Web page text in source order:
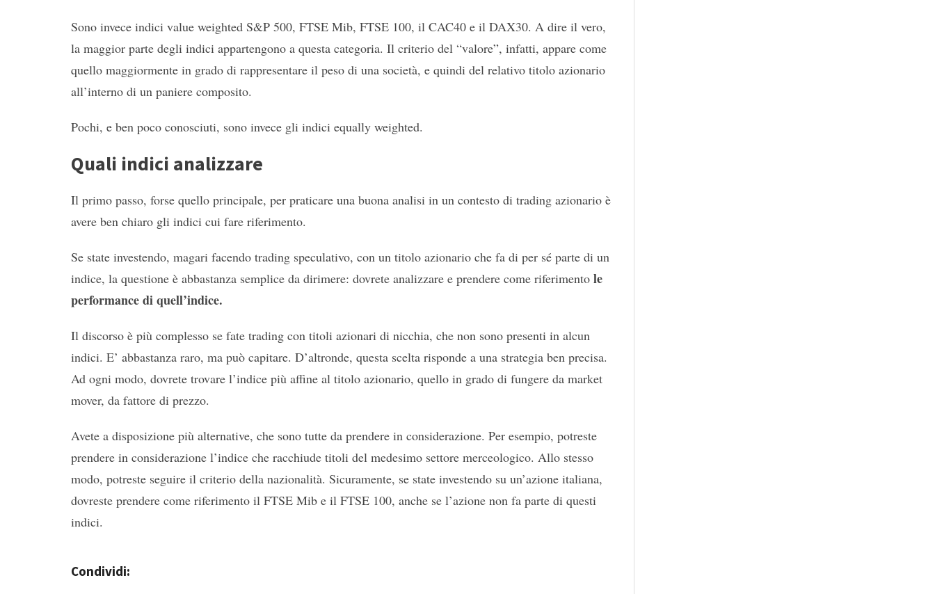
Sono invece indici value weighted S&P 500, FTSE Mib, FTSE 100, il CAC40 e il DAX30. A dire il vero,
la maggior parte degli indici appartengono a questa categoria. Il criterio del “valore”, infatti, appare come
quello maggiormente in grado di rappresentare il peso di una società, e quindi del relativo titolo azionario
all’interno di un paniere composito.
Pochi, e ben poco conosciuti, sono invece gli indici equally weighted.
Quali indici analizzare
Il primo passo, forse quello principale, per praticare una buona analisi in un contesto di trading azionario è
avere ben chiaro gli indici cui fare riferimento.
Se state investendo, magari facendo trading speculativo, con un titolo azionario che fa di per sé parte di un
indice, la questione è abbastanza semplice da dirimere: dovrete analizzare e prendere come riferimento le
performance di quell’indice.
Il discorso è più complesso se fate trading con titoli azionari di nicchia, che non sono presenti in alcun
indici. E’ abbastanza raro, ma può capitare. D’altronde, questa scelta risponde a una strategia ben precisa.
Ad ogni modo, dovrete trovare l’indice più affine al titolo azionario, quello in grado di fungere da market
mover, da fattore di prezzo.
Avete a disposizione più alternative, che sono tutte da prendere in considerazione. Per esempio, potreste
prendere in considerazione l’indice che racchiude titoli del medesimo settore merceologico. Allo stesso
modo, potreste seguire il criterio della nazionalità. Sicuramente, se state investendo su un’azione italiana,
dovreste prendere come riferimento il FTSE Mib e il FTSE 100, anche se l’azione non fa parte di questi
indici.
Condividi: